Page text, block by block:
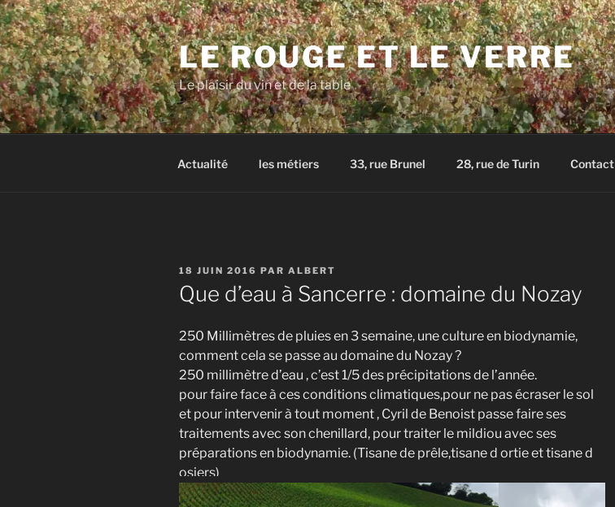
Aller
au
contenu
principal
LE ROUGE ET LE VERRE
Le plaisir du vin et de la table
Actualité les métiers 33, rue Brunel 28, rue de Turin Contact
PUBLIÉ
LE
18 JUIN 2016 PAR ALBERT
Que d’eau à Sancerre : domaine du Nozay
250 Millimètres de pluies en 3 semaine, une culture en biodynamie,
comment cela se passe au domaine du Nozay ?
250 millimètre d’eau , c’est 1/5 des précipitations de l’année.
pour faire face à ces conditions climatiques,pour ne pas écraser le sol
et pour intervenir à tout moment , Cyril de Benoist passe faire ses
traitements avec son chenillard, pour traiter le mildiou avec ses
préparations en biodynamie. (Tisane de prêle,tisane d ortie et tisane d
osiers)